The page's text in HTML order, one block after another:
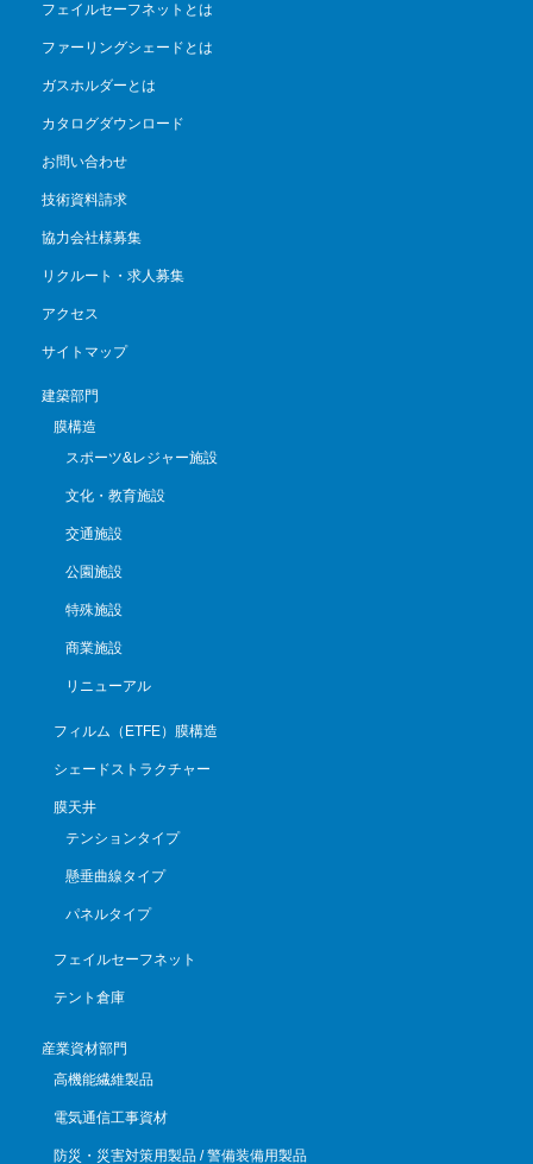
フェイルセーフネットとは
ファーリングシェードとは
ガスホルダーとは
カタログダウンロード
お問い合わせ
技術資料請求
協力会社様募集
リクルート・求人募集
アクセス
サイトマップ
建築部門
膜構造
スポーツ&レジャー施設
文化・教育施設
交通施設
公園施設
特殊施設
商業施設
リニューアル
フィルム（ETFE）膜構造
シェードストラクチャー
膜天井
テンションタイプ
懸垂曲線タイプ
パネルタイプ
フェイルセーフネット
テント倉庫
産業資材部門
高機能繊維製品
電気通信工事資材
防災・災害対策用製品 / 警備装備用製品